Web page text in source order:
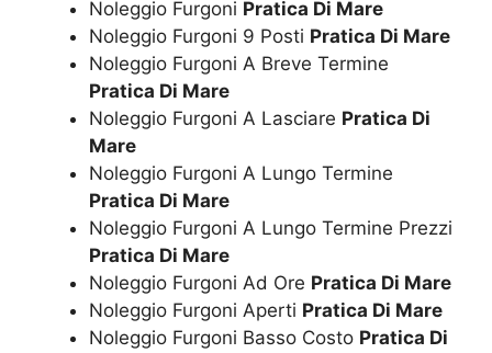
Noleggio Furgoni Pratica Di Mare
Noleggio Furgoni 9 Posti Pratica Di Mare
Noleggio Furgoni A Breve Termine
Pratica Di Mare
Noleggio Furgoni A Lasciare Pratica Di
Mare
Noleggio Furgoni A Lungo Termine
Pratica Di Mare
Noleggio Furgoni A Lungo Termine Prezzi
Pratica Di Mare
Noleggio Furgoni Ad Ore Pratica Di Mare
Noleggio Furgoni Aperti Pratica Di Mare
Noleggio Furgoni Basso Costo Pratica Di